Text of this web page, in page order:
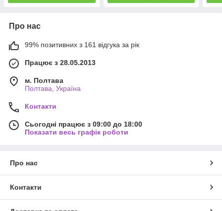
Про нас
99% позитивних з 161 відгука за рік
Працює з 28.05.2013
м. Полтава
Полтава, Україна
Контакти
Сьогодні працює з 09:00 до 18:00
Показати весь графік роботи
Про нас
Контакти